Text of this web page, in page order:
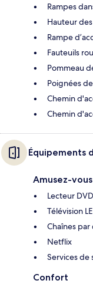
Rampes
Hauteur
Rampe
Fauteuils
Pommeau
Poignées
Chemin
Chemin
Équipements
Amusez-vous
Lecteur DVD
Télévision
Chaînes
Netflix
Services de
Confort